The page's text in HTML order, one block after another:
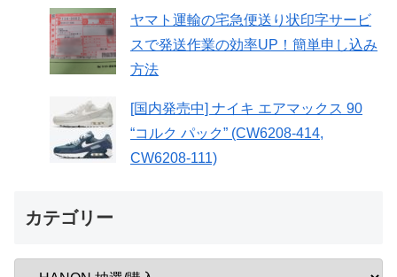
ヤマト運輸の宅急便送り状印字サービ
スで発送作業の効率UP！簡単申し込み
方法
[国内発売中] ナイキ エアマックス 90
“コルク パック” (CW6208-414,
CW6208-111)
カテゴリー